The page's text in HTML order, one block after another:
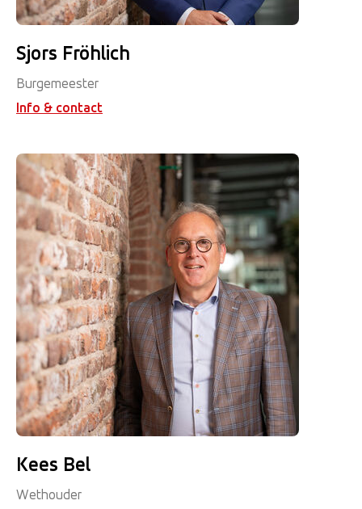
Sjors Fröhlich
Burgemeester
Info & contact
Kees Bel
Wethouder